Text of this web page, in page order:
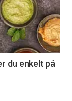
du enkelt på